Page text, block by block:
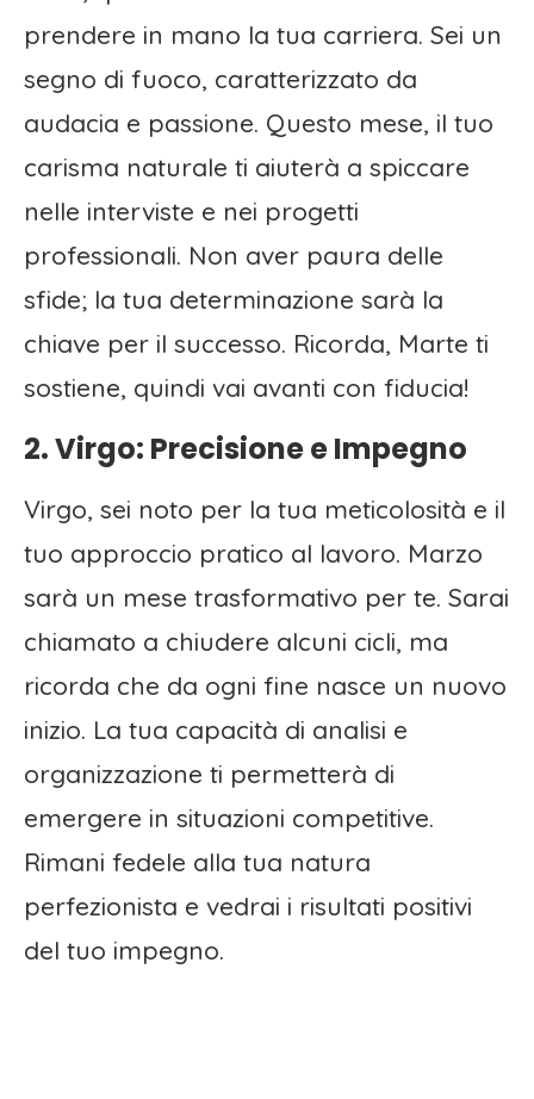
prendere in mano la tua carriera. Sei un
segno di fuoco, caratterizzato da
audacia e passione. Questo mese, il tuo
carisma naturale ti aiuterà a spiccare
nelle interviste e nei progetti
professionali. Non aver paura delle
sfide; la tua determinazione sarà la
chiave per il successo. Ricorda, Marte ti
sostiene, quindi vai avanti con fiducia!
2. Virgo: Precisione e Impegno
Virgo, sei noto per la tua meticolosità e il
tuo approccio pratico al lavoro. Marzo
sarà un mese trasformativo per te. Sarai
chiamato a chiudere alcuni cicli, ma
ricorda che da ogni fine nasce un nuovo
inizio. La tua capacità di analisi e
organizzazione ti permetterà di
emergere in situazioni competitive.
Rimani fedele alla tua natura
perfezionista e vedrai i risultati positivi
del tuo impegno.